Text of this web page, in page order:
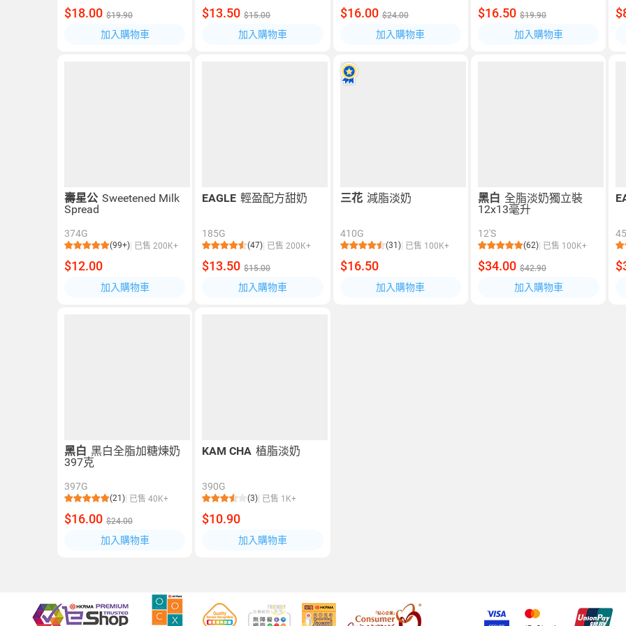
$18.00 $19.90
加入購物車
$13.50 $15.00
加入購物車
$16.00 $24.00
加入購物車
$16.50 $19.90
加入購物車
壽星公 Sweetened Milk
Spread
374G
(99+) 已售 200K+
$12.00
加入購物車
EAGLE 輕盈配方甜奶
185G
(47) 已售 200K+
$13.50 $15.00
加入購物車
三花 減脂淡奶
410G
(31) 已售 100K+
$16.50
加入購物車
黑白 全脂淡奶獨立裝
12x13毫升
12'S
(62) 已售 100K+
$34.00 $42.90
加入購物車
黑白 黑白全脂加糖煉奶
397克
397G
(21) 已售 40K+
$16.00 $24.00
加入購物車
KAM CHA 植脂淡奶
390G
(3) 已售 1K+
$10.90
加入購物車